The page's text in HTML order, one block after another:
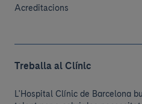
Acreditacions
Treballa al Clínic
L'Hospital Clínic de Barcelona